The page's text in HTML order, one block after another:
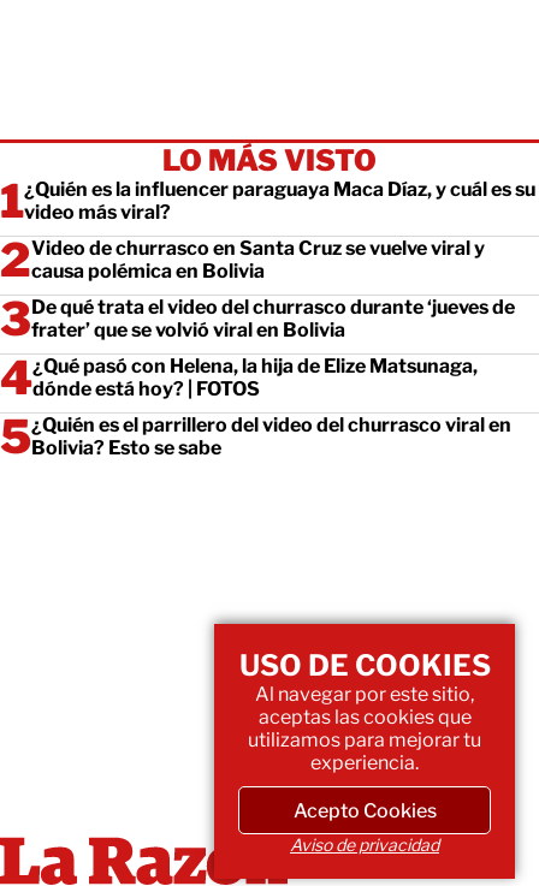
LO MÁS VISTO
¿Quién es la influencer paraguaya Maca Díaz, y cuál es su
video más viral?
Video de churrasco en Santa Cruz se vuelve viral y
causa polémica en Bolivia
De qué trata el video del churrasco durante ‘jueves de
frater’ que se volvió viral en Bolivia
¿Qué pasó con Helena, la hija de Elize Matsunaga,
dónde está hoy? | FOTOS
¿Quién es el parrillero del video del churrasco viral en
Bolivia? Esto se sabe
USO DE COOKIES
Al navegar por este sitio,
aceptas las cookies que
utilizamos para mejorar tu
experiencia.
Acepto Cookies
Aviso de privacidad